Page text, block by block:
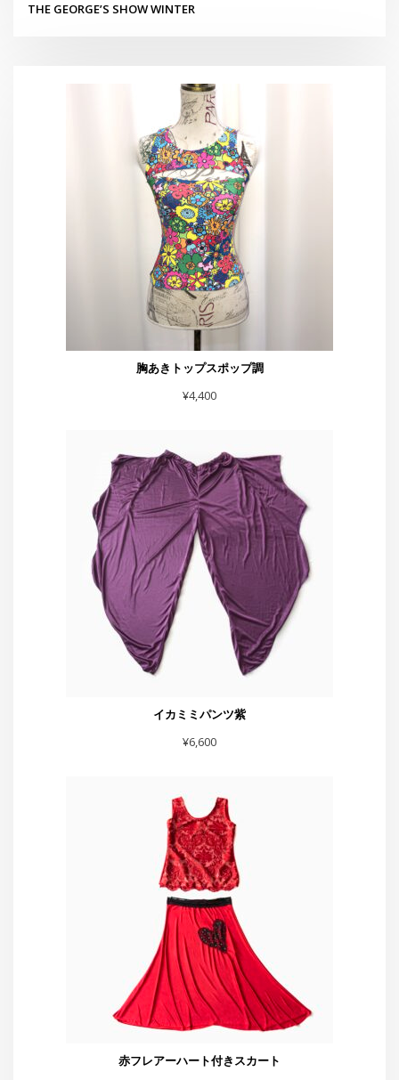
THE GEORGE’S SHOW WINTER
胸あきトップスポップ調
¥4,400
イカミミパンツ紫
¥6,600
赤フレアーハート付きスカート